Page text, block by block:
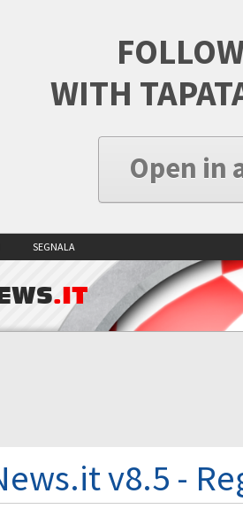
WITH
Open in
SEGNALA
.IT
v8.5 -